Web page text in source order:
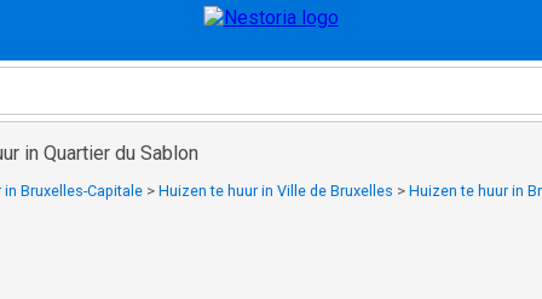
in Quartier du Sablon
Bruxelles-Capitale > Huizen te huur in Ville de Bruxelles > Huizen te huur in